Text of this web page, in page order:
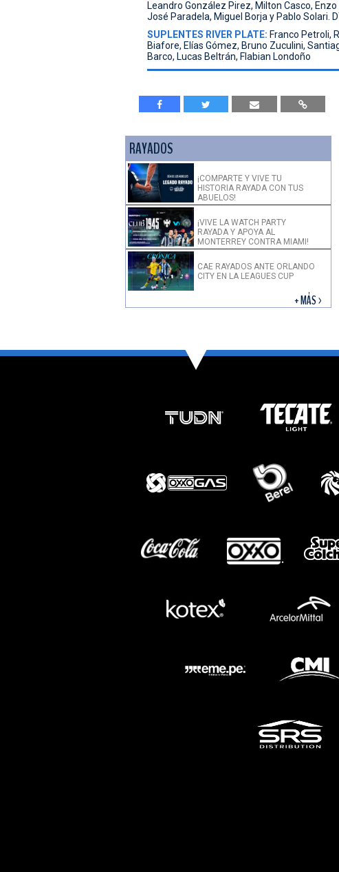
Leandro González Pirez, Milton Casco,
José Paradela, Miguel Borja y Pablo Solari.
SUPLENTES RIVER PLATE: Franco Petroli,
Biafore, Elías Gómez, Bruno Zuculini,
Barco, Lucas Beltrán, Flabian Londoño
RAYADOS
¡COMPARTE Y VIVE TU
HISTORIA RAYADA CON TUS
ABUELOS!
¡VIVE LA WATCH PARTY
RAYADA Y APOYA AL
MONTERREY CONTRA MIAMI!
CAE RAYADOS ANTE ORLANDO
CITY EN LA LEAGUES CUP
+ MÁS >